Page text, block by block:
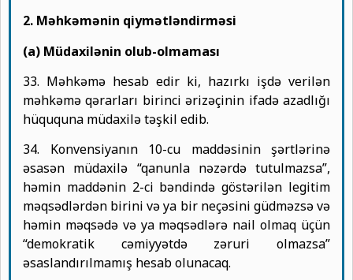
2. Məhkəmənin qiymətləndirməsi
(a) Müdaxilənin olub-olmaması
33. Məhkəmə hesab edir ki, hazırkı işdə verilən
məhkəmə qərarları birinci ərizəçinin ifadə azadlığı
hüququna müdaxilə təşkil edib.
34. Konvensiyanın 10-cu maddəsinin şərtlərinə
əsasən müdaxilə “qanunla nəzərdə tutulmazsa”,
həmin maddənin 2-ci bəndində göstərilən legitim
məqsədlərdən birini və ya bir neçəsini güdməzsə və
həmin məqsədə və ya məqsədlərə nail olmaq üçün
“demokratik cəmiyyətdə zəruri olmazsa”
əsaslandırılmamış hesab olunacaq.